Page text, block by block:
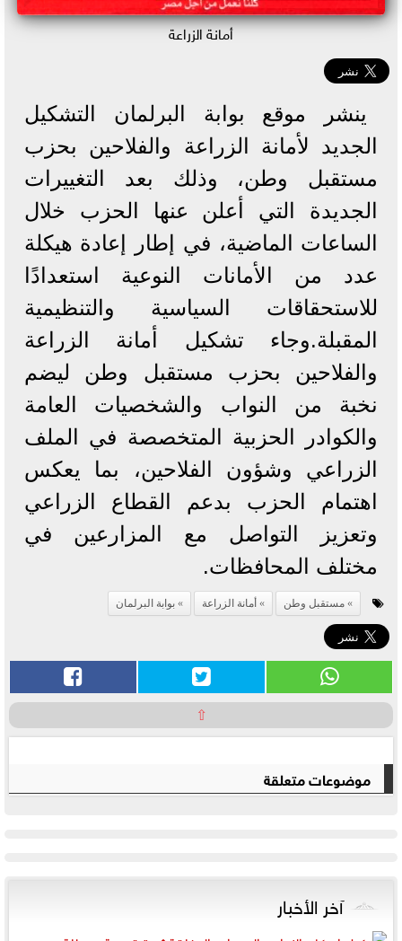
أمانة الزراعة
ينشر موقع بوابة البرلمان التشكيل
الجديد لأمانة الزراعة والفلاحين بحزب
مستقبل وطن، وذلك بعد التغييرات
الجديدة التي أعلن عنها الحزب خلال
الساعات الماضية، في إطار إعادة هيكلة
عدد من الأمانات النوعية استعدادًا
للاستحقاقات السياسية والتنظيمية
المقبلة.وجاء تشكيل أمانة الزراعة
والفلاحين بحزب مستقبل وطن ليضم
نخبة من النواب والشخصيات العامة
والكوادر الحزبية المتخصصة في الملف
الزراعي وشؤون الفلاحين، بما يعكس
اهتمام الحزب بدعم القطاع الزراعي
وتعزيز التواصل مع المزارعين في
مختلف المحافظات.
مستقبل وطن أمانة الزراعة بوابة البرلمان
⇧
موضوعات متعلقة
آخر الأخبار